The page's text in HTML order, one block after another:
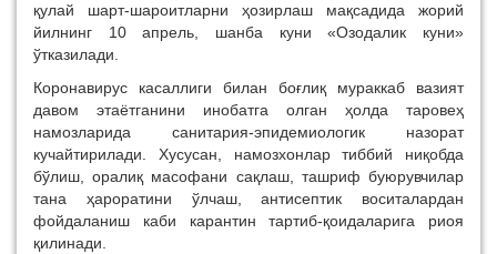
қулай шарт-шароитларни ҳозирлаш мақсадида жорий
йилнинг 10 апрель, шанба куни «Озодалик куни»
ўтказилади.
Коронавирус касаллиги билан боғлиқ мураккаб вазият
давом этаётганини инобатга олган ҳолда таровеҳ
намозларида санитария-эпидемиологик назорат
кучайтирилади. Хусусан, намозхонлар тиббий ниқобда
бўлиш, оралиқ масофани сақлаш, ташриф буюрувчилар
тана ҳароратини ўлчаш, антисептик воситалардан
фойдаланиш каби карантин тартиб-қоидаларига риоя
қилинади.